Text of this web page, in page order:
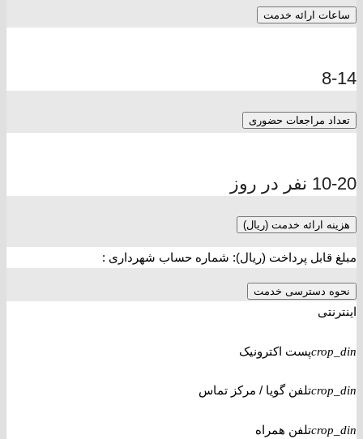
ساعات ارائه خدمت
8-14
تعداد مراجعات حضوری
10-20 نفر در روز
هزینه ارائه خدمت (ریال)
مبلغ قابل پرداخت (ریال): شماره حساب شهرداری :
نحوه دسترسی خدمت
اینترنتی
crop_dinپست اکترونیک
crop_dinتلفن گویا / مرکز تماس
crop_dinتلفن همراه